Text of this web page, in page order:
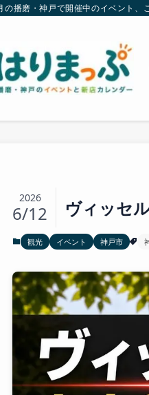
播磨・神戸で開催中のイベント、
ヴィッセ
2026
6/12
観光 イベント 神戸市